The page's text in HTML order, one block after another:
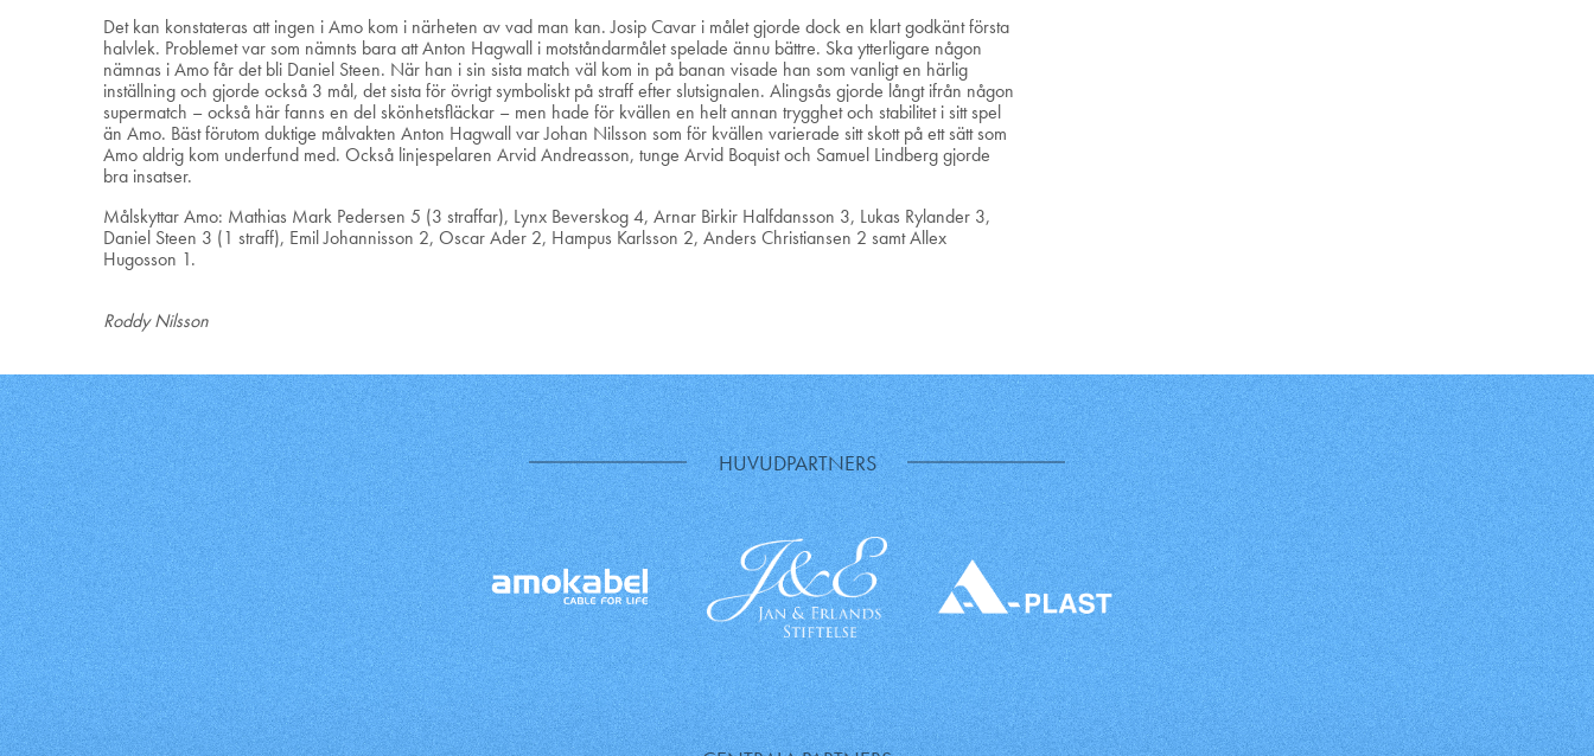
Det kan konstateras att ingen i Amo kom i närheten av vad man kan. Josip Cavar i målet gjorde dock en klart godkänt första
halvlek. Problemet var som nämnts bara att Anton Hagwall i motståndarmålet spelade ännu bättre. Ska ytterligare någon
nämnas i Amo får det bli Daniel Steen. När han i sin sista match väl kom in på banan visade han som vanligt en härlig
inställning och gjorde också 3 mål, det sista för övrigt symboliskt på straff efter slutsignalen. Alingsås gjorde långt ifrån någon
supermatch – också här fanns en del skönhetsfläckar – men hade för kvällen en helt annan trygghet och stabilitet i sitt spel
än Amo. Bäst förutom duktige målvakten Anton Hagwall var Johan Nilsson som för kvällen varierade sitt skott på ett sätt som
Amo aldrig kom underfund med. Också linjespelaren Arvid Andreasson, tunge Arvid Boquist och Samuel Lindberg gjorde
bra insatser.
Målskyttar Amo: Mathias Mark Pedersen 5 (3 straffar), Lynx Beverskog 4, Arnar Birkir Halfdansson 3, Lukas Rylander 3,
Daniel Steen 3 (1 straff), Emil Johannisson 2, Oscar Ader 2, Hampus Karlsson 2, Anders Christiansen 2 samt Allex
Hugosson 1.
Roddy Nilsson
HUVUDPARTNERS